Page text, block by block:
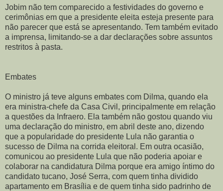
Jobim não tem comparecido a festividades do governo e
cerimônias em que a presidente eleita esteja presente para
não parecer que está se apresentando. Tem também evitado
a imprensa, limitando-se a dar declarações sobre assuntos
restritos à pasta.
Embates
O ministro já teve alguns embates com Dilma, quando ela
era ministra-chefe da Casa Civil, principalmente em relação
a questões da Infraero. Ela também não gostou quando viu
uma declaração do ministro, em abril deste ano, dizendo
que a popularidade do presidente Lula não garantia o
sucesso de Dilma na corrida eleitoral. Em outra ocasião,
comunicou ao presidente Lula que não poderia apoiar e
colaborar na candidatura Dilma porque era amigo íntimo do
candidato tucano, José Serra, com quem tinha dividido
apartamento em Brasília e de quem tinha sido padrinho de